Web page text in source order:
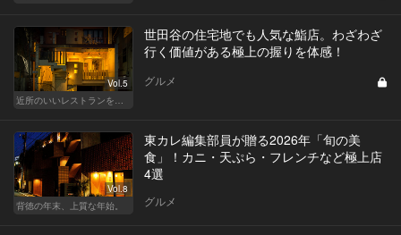
Vol.5
近所のいいレストランを知りたい！東横、目黒線、世田谷などを深堀！
世田谷の住宅地でも人気な鮨店。わざわざ
行く価値がある極上の握りを体感！
グルメ
Vol.8
背徳の年末、上質な年始。
東カレ編集部員が贈る2026年「旬の美
食」！カニ・天ぷら・フレンチなど極上店
4選
グルメ